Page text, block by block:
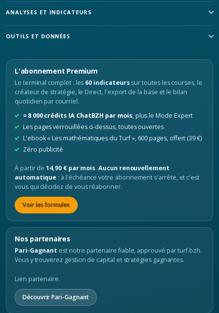
ANALYSES ET INDICATEURS
OUTILS ET DONNÉES
L'abonnement Premium
Le terminal complet : les 60 indicateurs sur toutes les courses, le
créateur de stratégie, le Direct, l'export de la base et le bilan
quotidien par courriel.
≈ 8 000 crédits IA ChatBZH par mois, plus le Mode Expert
Les pages verrouillées ci-dessus, toutes ouvertes
L'ebook « Les mathématiques du Turf », 600 pages, offert (39 €)
Zéro publicité
À partir de14,90 € par mois.Aucun renouvellement
automatique : à l'échéance votre abonnement s'arrête, et c'est
vous qui décidez de vous réabonner.
Voir les formules
Nos partenaires
Pari-Gagnant est notre partenaire fiable, approuvé par turf.bzh.
Vous y trouverez gestion de capital et stratégies gagnantes.
Lien partenaire.
Découvrir Pari-Gagnant